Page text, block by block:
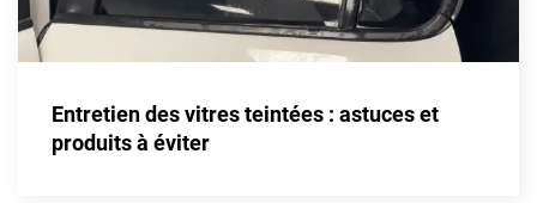
Entretien des vitres teintées : astuces et
produits à éviter